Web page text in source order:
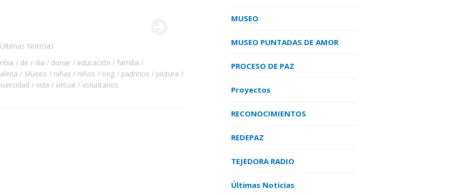
Últimas Noticias
de dia donar educación
familia
Museo niñas niños ong padrinos
pintura
vida virtual voluntarios
MUSEO
MUSEO PUNTADAS DE AMOR
PROCESO DE PAZ
Proyectos
RECONOCIMIENTOS
REDEPAZ
TEJEDORA RADIO
Últimas Noticias